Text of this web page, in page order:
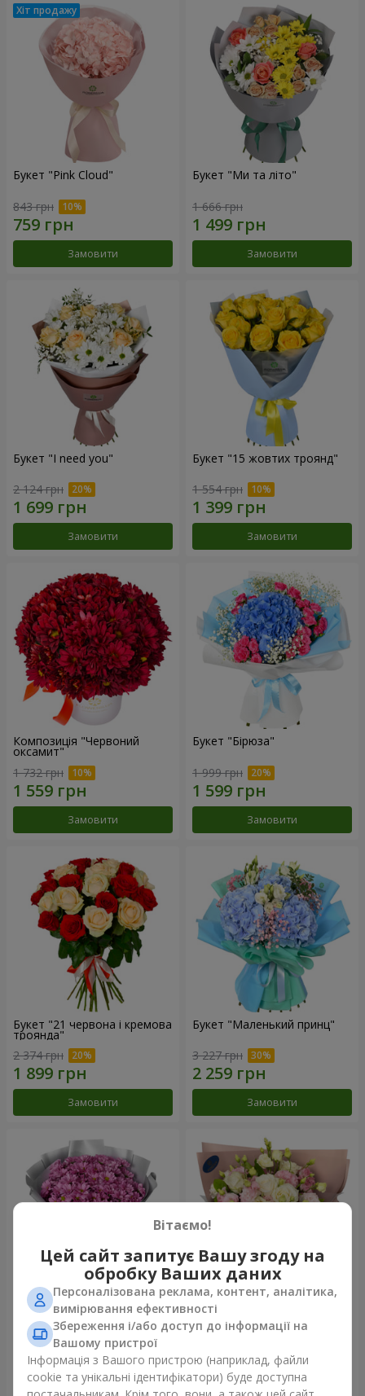
Букет "Pink Cloud"
843 грн
Замовити
Букет "Ми та літо"
1 666 грн
Замовити
Букет "I need you"
2 124 грн
Замовити
Букет "15 жовтих троянд"
1 554 грн
Замовити
Композиція "Червоний
оксамит"
1 732 грн
Замовити
Букет "Бірюза"
1 999 грн
Замовити
Букет "21 червона і кремова
троянда"
2 374 грн
Замовити
Букет "Маленький принц"
3 227 грн
Замовити
Букет "Твої хризантеми"
1 952 грн
Замовити
Букет "Пана Кота"
Замовити
Вітаємо!
Цей сайт запитує Вашу згоду на
обробку Ваших даних
Персоналізована реклама, контент, аналітика,
вимірювання ефективності
Збереження і/або доступ до інформації на
Вашому пристрої
Інформація з Вашого пристрою (наприклад, файли
cookie та унікальні ідентифікатори) буде доступна